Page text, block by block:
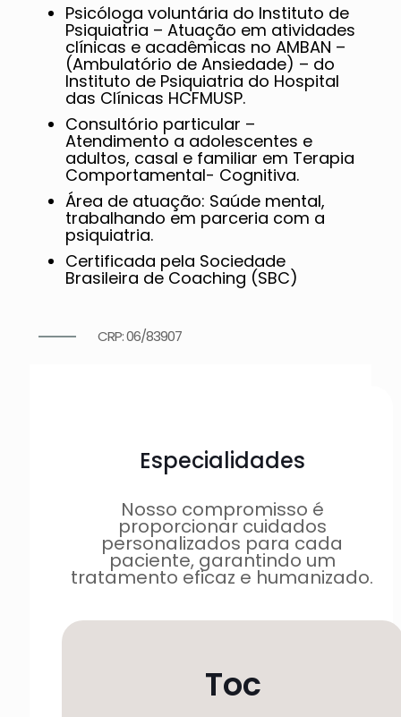
Psicóloga voluntária do Instituto de
Psiquiatria – Atuação em atividades
clínicas e acadêmicas no AMBAN –
(Ambulatório de Ansiedade) – do
Instituto de Psiquiatria do Hospital
das Clínicas HCFMUSP.
Consultório particular –
Atendimento a adolescentes e
adultos, casal e familiar em Terapia
Comportamental- Cognitiva.
Área de atuação: Saúde mental,
trabalhando em parceria com a
psiquiatria.
Certificada pela Sociedade
Brasileira de Coaching (SBC)
CRP: 06/83907
Especialidades
Nosso compromisso é
proporcionar cuidados
personalizados para cada
paciente, garantindo um
tratamento eficaz e humanizado.
Toc